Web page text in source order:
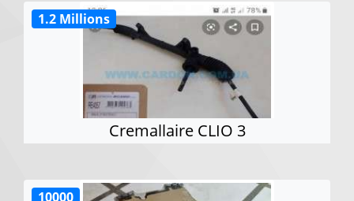
Cremallaire CLIO 3
1.2 Millions
10000